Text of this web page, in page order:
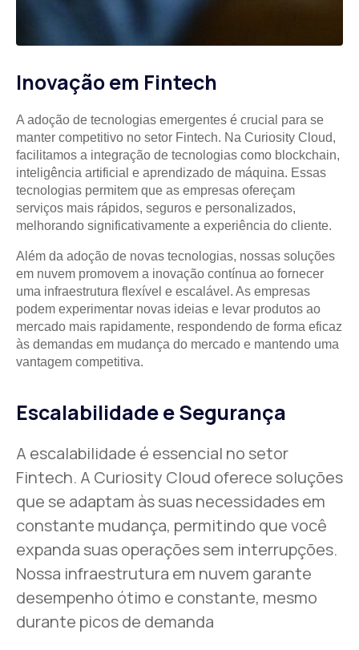
Inovação em Fintech
A adoção de tecnologias emergentes é crucial para se
manter competitivo no setor Fintech. Na Curiosity Cloud,
facilitamos a integração de tecnologias como blockchain,
inteligência artificial e aprendizado de máquina. Essas
tecnologias permitem que as empresas ofereçam
serviços mais rápidos, seguros e personalizados,
melhorando significativamente a experiência do cliente.
Além da adoção de novas tecnologias, nossas soluções
em nuvem promovem a inovação contínua ao fornecer
uma infraestrutura flexível e escalável. As empresas
podem experimentar novas ideias e levar produtos ao
mercado mais rapidamente, respondendo de forma eficaz
às demandas em mudança do mercado e mantendo uma
vantagem competitiva.
Escalabilidade e Segurança
A escalabilidade é essencial no setor
Fintech. A Curiosity Cloud oferece soluções
que se adaptam às suas necessidades em
constante mudança, permitindo que você
expanda suas operações sem interrupções.
Nossa infraestrutura em nuvem garante
desempenho ótimo e constante, mesmo
durante picos de demanda